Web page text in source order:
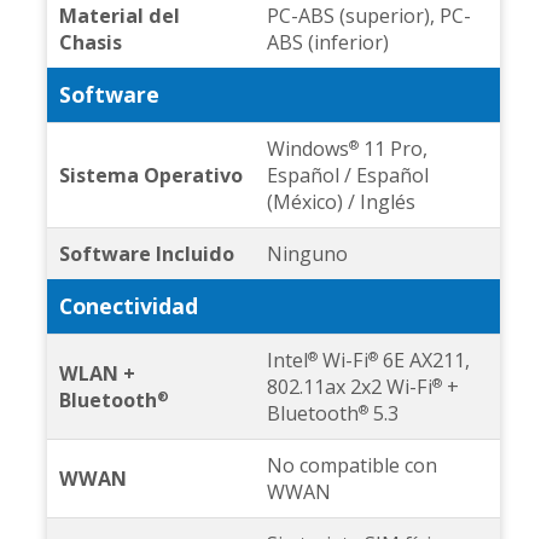
Material del
Chasis
PC-ABS (superior), PC-
ABS (inferior)
Software
Sistema Operativo
Windows®11 Pro,
Español / Español
(México) / Inglés
Software Incluido
Ninguno
Conectividad
WLAN +
Bluetooth®
Intel®Wi-Fi®6E AX211,
802.11ax 2x2 Wi-Fi®+
Bluetooth®5.3
WWAN
No compatible con
WWAN